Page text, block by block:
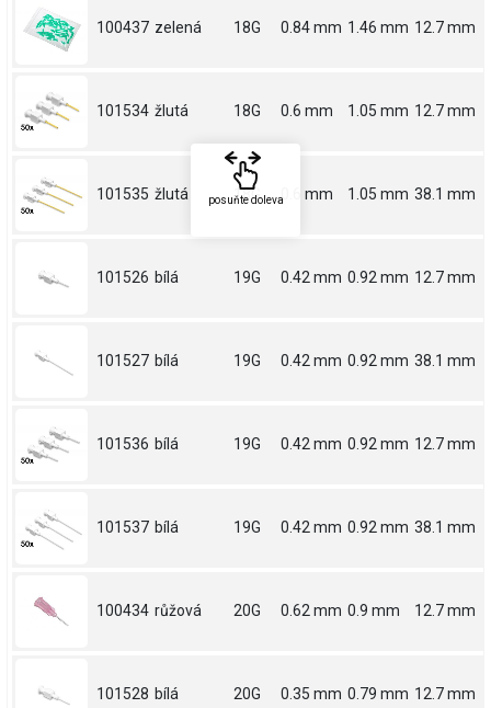
100437 zelená 18G 0.84 mm 1.46 mm 12.7 mm
101534 žlutá 18G 0.6 mm 1.05 mm 12.7 mm
101535 žlutá 18G 0.6 mm 1.05 mm 38.1 mm
101526 bílá 19G 0.42 mm 0.92 mm 12.7 mm
101527 bílá 19G 0.42 mm 0.92 mm 38.1 mm
101536 bílá 19G 0.42 mm 0.92 mm 12.7 mm
101537 bílá 19G 0.42 mm 0.92 mm 38.1 mm
100434 růžová 20G 0.62 mm 0.9 mm 12.7 mm
101528 bílá 20G 0.35 mm 0.79 mm 12.7 mm
posuňte doleva